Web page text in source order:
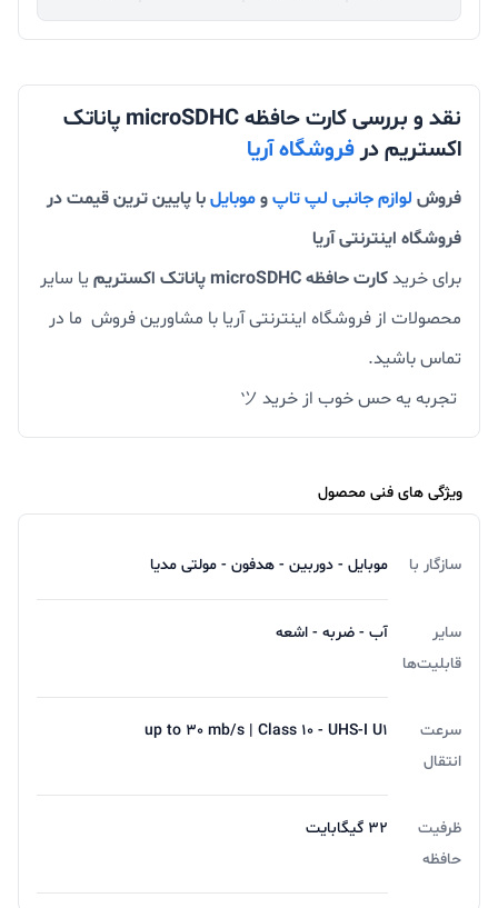
نقد و بررسی کارت حافظه microSDHC پاناتک
اکستریم درفروشگاه آریا
فروش لوازم جانبی لپ تاپوموبایلبا پایین ترین قیمت در
فروشگاه اینترنتی آریا
برای خریدکارت حافظه microSDHC پاناتک اکستریم
یا سایر
محصولات از فروشگاه اینترنتی آریا با مشاورین فروش ما در
تماس باشید.
تجربه یه حس خوب از خرید ツ
ویژگی های فنی محصول
سازگار با موبایل - دوربین - هدفون - مولتی مدیا
سایر
قابلیت‌ها
آب - ضربه - اشعه
سرعت
انتقال
up to 30 mb/s | Class 10 - UHS-I U1
ظرفیت
حافظه
32 گیگابایت